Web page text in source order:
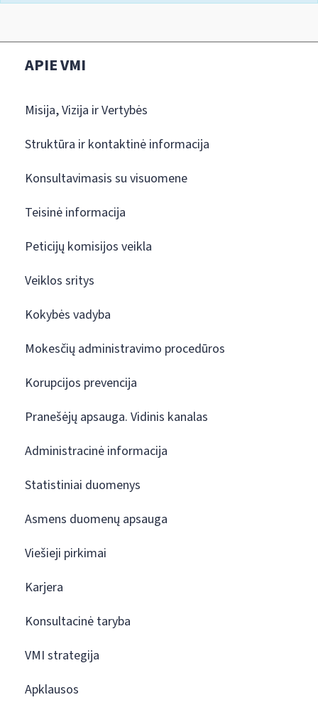
APIE VMI
Misija, Vizija ir Vertybės
Struktūra ir kontaktinė informacija
Konsultavimasis su visuomene
Teisinė informacija
Peticijų komisijos veikla
Veiklos sritys
Kokybės vadyba
Mokesčių administravimo procedūros
Korupcijos prevencija
Pranešėjų apsauga. Vidinis kanalas
Administracinė informacija
Statistiniai duomenys
Asmens duomenų apsauga
Viešieji pirkimai
Karjera
Konsultacinė taryba
VMI strategija
Apklausos